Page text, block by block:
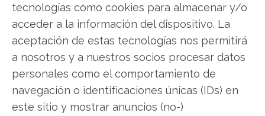
tecnologías como cookies para almacenar y/o
acceder a la información del dispositivo. La
aceptación de estas tecnologías nos permitirá
a nosotros y a nuestros socios procesar datos
personales como el comportamiento de
navegación o identificaciones únicas (IDs) en
este sitio y mostrar anuncios (no-)
Compartir este artículo
Twitter
Facebook
LinkedIn